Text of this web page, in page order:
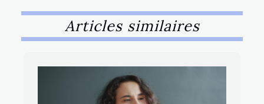
Articles similaires